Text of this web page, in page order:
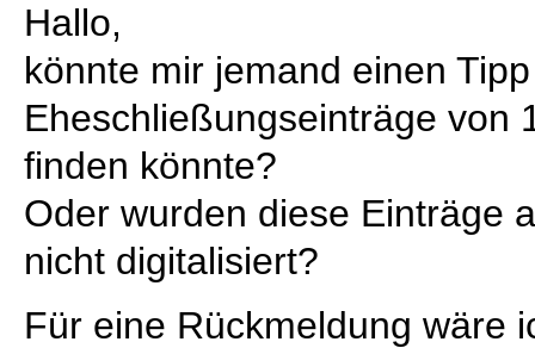
Hallo,
könnte mir jemand einen
Eheschließungseinträge von
finden könnte?
Oder wurden diese Einträge
nicht digitalisiert?
Für eine Rückmeldung wäre